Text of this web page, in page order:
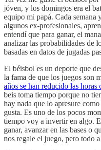
jóven, y los domingos era el
equipo mi papá. Cada semana
algunos ex-profesionales,
entendí que para ganar, el
analizar las probabilidades de
basadas en datos de jugadas
El béisbol es un deporte que
la fama de que los juegos son
años se han reducido las horas
beis toma tiempo porque no
hay nada que lo apresure
gusta. Es uno de los pocos
tiempo voy a invertir en algo.
ganar, avanzar en las bases o
nos regale el juego, pero todo